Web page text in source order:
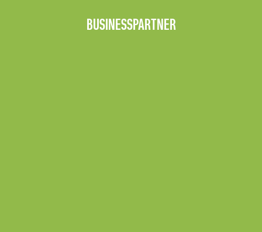
BUSINESSPARTNER